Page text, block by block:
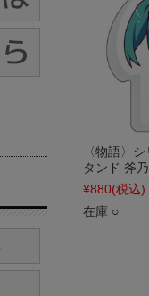
〈物語〉
タンド 斧
¥880(税込)
在庫 ○